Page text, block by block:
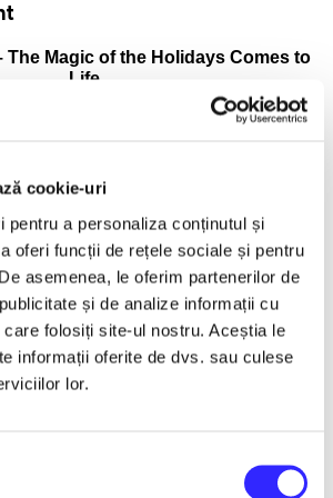
cookie-uri
pentru a personaliza conținutul și
oferi funcții de rețele sociale și pentru
asemenea, le oferim partenerilor de
și de analize informații cu
folosiți site-ul nostru. Aceștia le
informații oferite de dvs. sau culese
lor.
The Magic of the Holidays Comes to
Life
Culture Palace Drobeta Turnu
27, 2026 at 7:00 PM
until July 1st!
ballets in the world, The Nutcracker,
a spectacular production, full of color,
On November 27, 2026, starting at
Costescu Culture Palace-Drobeta
is invited to experience the
the most beloved ballet show of
harmoniously.